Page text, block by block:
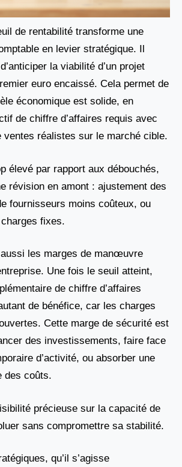
de rentabilité transforme une
en levier stratégique. Il
la viabilité d’un projet
euro encaissé. Cela permet de
économique est solide, en
de chiffre d’affaires requis avec
ventes réalistes sur le marché cible.
élevé par rapport aux débouchés,
révision en amont : ajustement des
fournisseurs moins coûteux, ou
fixes.
les marges de manœuvre
Une fois le seuil atteint,
de chiffre d’affaires
de bénéfice, car les charges
Cette marge de sécurité est
des investissements, faire face
d’activité, ou absorber une
des coûts.
précieuse sur la capacité de
sans compromettre sa stabilité.
qu’il s’agisse